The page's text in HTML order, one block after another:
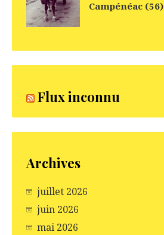
Campénéac (56)
Flux inconnu
Archives
juillet 2026
juin 2026
mai 2026